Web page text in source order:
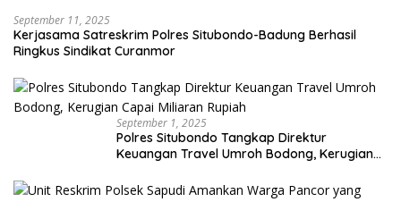
September 11, 2025
Kerjasama Satreskrim Polres Situbondo-Badung Berhasil
Ringkus Sindikat Curanmor
September 1, 2025
Polres Situbondo Tangkap Direktur
Keuangan Travel Umroh Bodong, Kerugian